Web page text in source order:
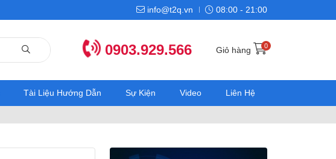
info@t2q.vn 08:00 - 21:00
0903.929.566 Giỏ hàng 0
Tài Liệu Hướng Dẫn Sự Kiện Video Liên Hệ